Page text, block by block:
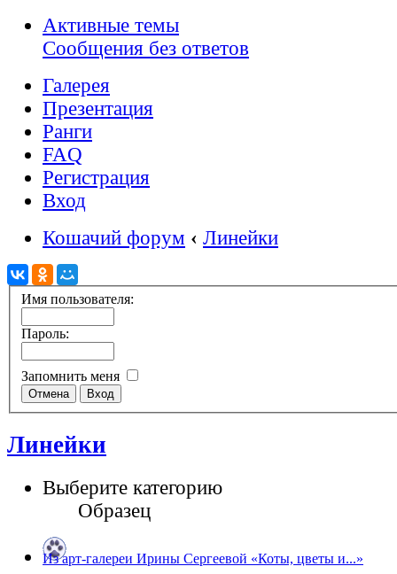
Активные темы
Сообщения без ответов
Галерея
Презентация
Ранги
FAQ
Регистрация
Вход
Кошачий форум ‹ Линейки
Имя пользователя:
Пароль:
Запомнить меня
Линейки
Выберите категорию
Образец
Из арт-галереи Ирины Сергеевой «Коты, цветы и...»